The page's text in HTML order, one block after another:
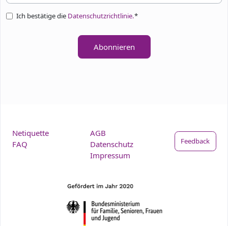
Ich bestätige die Datenschutzrichtlinie.*
Abonnieren
Netiquette
FAQ
AGB
Datenschutz
Impressum
Feedback